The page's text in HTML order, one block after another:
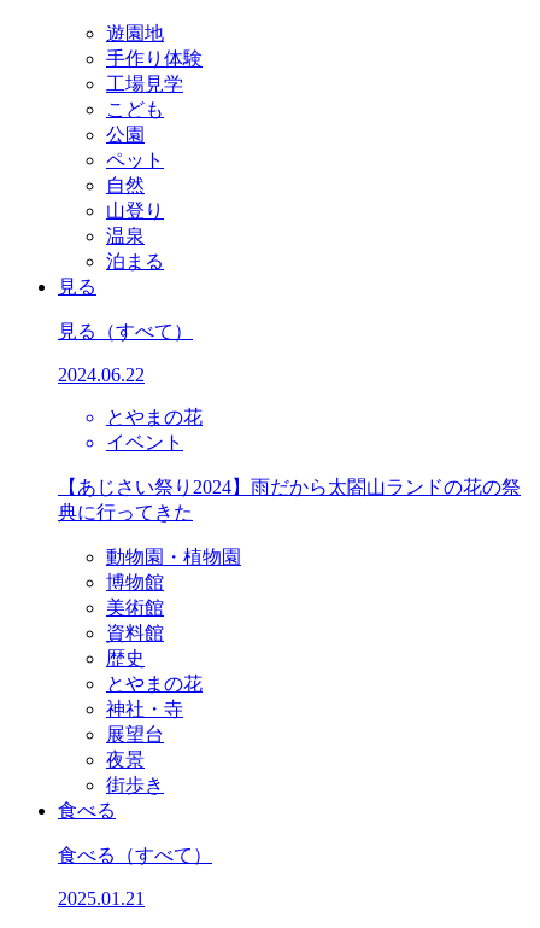
遊園地
手作り体験
工場見学
こども
公園
ペット
自然
山登り
温泉
泊まる
見る
見る （すべて）
2024.06.22
とやまの花
イベント
【あじさい祭り2024】雨だから太閤山ランドの花の祭
典に行ってきた
動物園・植物園
博物館
美術館
資料館
歴史
とやまの花
神社・寺
展望台
夜景
街歩き
食べる
食べる （すべて）
2025.01.21